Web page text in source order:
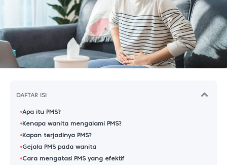
DAFTAR ISI
Apa itu PMS?
Kenapa wanita mengalami PMS?
Kapan terjadinya PMS?
Gejala PMS pada wanita
Cara mengatasi PMS yang efektif